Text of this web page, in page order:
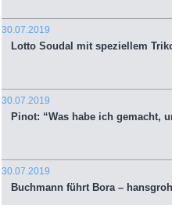
30.07.2019
Lotto Soudal mit speziellem
30.07.2019
Pinot: “Was habe ich gemacht,
30.07.2019
Buchmann führt Bora –